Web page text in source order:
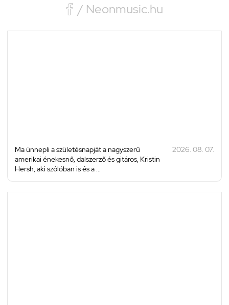
 / Neonmusic.hu
Ma ünnepli a születésnapját a nagyszerű
amerikai énekesnő, dalszerző és gitáros, Kristin
Hersh, aki szólóban is és a ...
2026. 08. 07.